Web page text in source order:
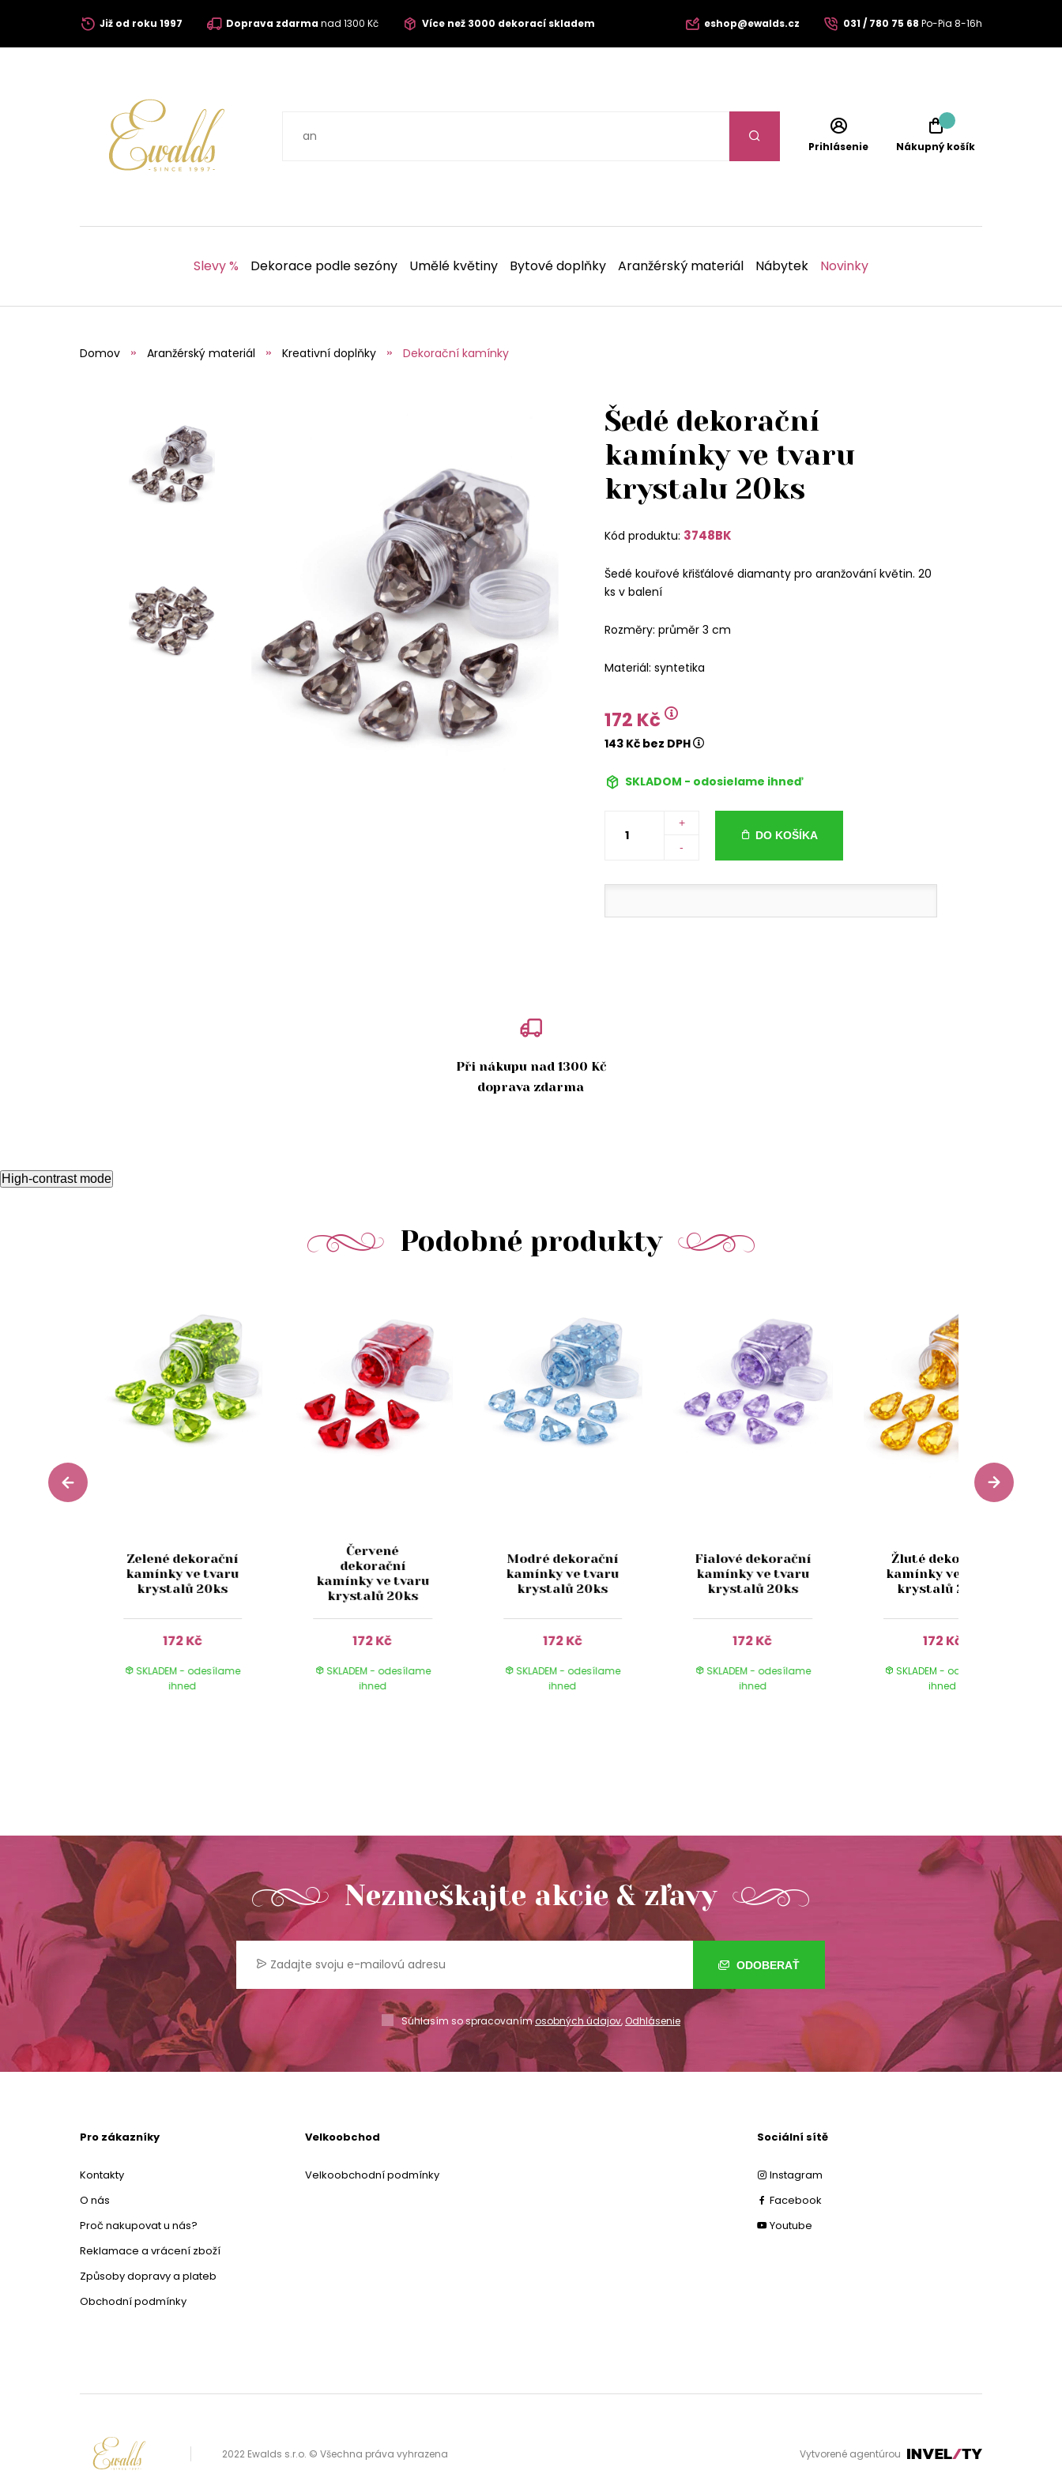
Již od roku 1997 Doprava zdarmanad 1300 Kč Více než 3000 dekorací skladem eshop@ewalds.cz 031 / 780 75 68 Po-Pia 8-16h
Prihlásenie Nákupný košík
Slevy % Dekorace podle sezóny Umělé květiny Bytové doplňky Aranžérský materiál Nábytek Novinky
Domov Aranžérský materiál Kreativní doplňky Dekorační kamínky
Šedé dekorační
kamínky ve tvaru
krystalu 20ks
Kód produktu: 3748BK
Šedé kouřové křišťálové diamanty pro aranžování květin. 20
ks v balení
Rozměry: průměr 3 cm
Materiál: syntetika
172 Kč
143 Kč bez DPH
SKLADOM - odosielame ihneď
+
-
DO KOŠÍKA
Při nákupu nad 1300 Kč
doprava zdarma
High-contrast mode
Podobné produkty
Zelené dekorační
kamínky ve tvaru
krystalů 20ks
172 Kč
SKLADEM - odesílame
ihned
Červené
dekorační
kamínky ve tvaru
krystalů 20ks
172 Kč
SKLADEM - odesílame
ihned
Modré dekorační
kamínky ve tvaru
krystalů 20ks
172 Kč
SKLADEM - odesílame
ihned
Fialové dekorační
kamínky ve tvaru
krystalů 20ks
172 Kč
SKLADEM - odesílame
ihned
Žluté dekorační
kamínky ve tvaru
krystalů 20ks
172 Kč
SKLADEM - odesílame
ihned
Nezmeškajte akcie & zľavy
ODOBERAŤ
Súhlasím so spracovanímosobných údajov,Odhlásenie
Pro zákazníky
Kontakty
O nás
Proč nakupovat u nás?
Reklamace a vrácení zboží
Způsoby dopravy a plateb
Obchodní podmínky
Velkoobchod
Velkoobchodní podmínky
Sociální sítě
Instagram
Facebook
Youtube
2022 Ewalds s.r.o. © Všechna práva vyhrazena Vytvorené agentúrou